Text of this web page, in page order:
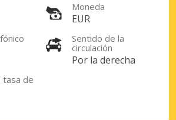
especiales
exclusivas de nuestros
Moneda
EUR
Sentido de la
circulación
Por la derecha
tasa de